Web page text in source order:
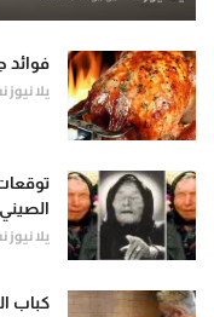
فوائد
يلا نيوز
الصيني
يلا نيوز
كباب